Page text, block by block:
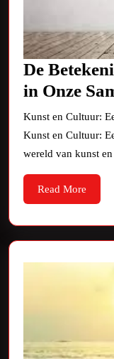
De
in Onze
Kunst en Cultuur:
Kunst en Cultuur:
wereld van kunst
Read More
More